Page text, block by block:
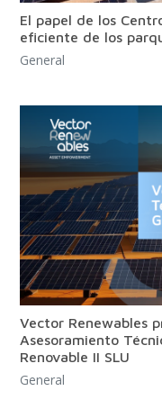
El papel de los
eficiente de los
General
Vector Renewables
Asesoramiento
Renovable II SLU
General